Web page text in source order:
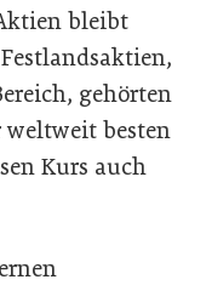
bleibt
gehörten
weltweit besten
Kurs auch